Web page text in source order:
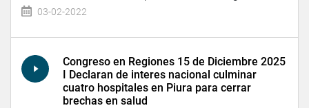
03-02-2022
Congreso en Regiones 15 de Diciembre 2025
I Declaran de interes nacional culminar
cuatro hospitales en Piura para cerrar
brechas en salud